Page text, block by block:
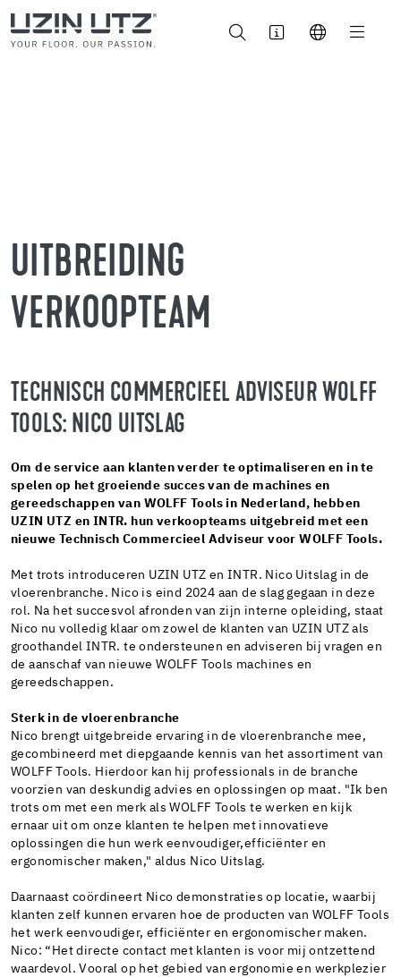
UITBREIDING
VERKOOPTEAM
TECHNISCH COMMERCIEEL ADVISEUR WOLFF
TOOLS: NICO UITSLAG
Om de service aan klanten verder te optimaliseren en in te
spelen op het groeiende succes van de machines en
gereedschappen van WOLFF Tools in Nederland, hebben
UZIN UTZ en INTR. hun verkoopteams uitgebreid met een
nieuwe Technisch Commercieel Adviseur voor WOLFF Tools.
Met trots introduceren UZIN UTZ en INTR. Nico Uitslag in de
vloerenbranche. Nico is eind 2024 aan de slag gegaan in deze
rol. Na het succesvol afronden van zijn interne opleiding, staat
Nico nu volledig klaar om zowel de klanten van UZIN UTZ als
groothandel INTR. te ondersteunen en adviseren bij vragen en
de aanschaf van nieuwe WOLFF Tools machines en
gereedschappen.
Sterk in de vloerenbranche
Nico brengt uitgebreide ervaring in de vloerenbranche mee,
gecombineerd met diepgaande kennis van het assortiment van
WOLFF Tools. Hierdoor kan hij professionals in de branche
voorzien van deskundig advies en oplossingen op maat. "Ik ben
trots om met een merk als WOLFF Tools te werken en kijk
ernaar uit om onze klanten te helpen met innovatieve
oplossingen die hun werk eenvoudiger,efficiënter en
ergonomischer maken," aldus Nico Uitslag.
Daarnaast coördineert Nico demonstraties op locatie, waarbij
klanten zelf kunnen ervaren hoe de producten van WOLFF Tools
het werk eenvoudiger, efficiënter en ergonomischer maken.
Nico: “Het directe contact met klanten is voor mij ontzettend
waardevol. Vooral op het gebied van ergonomie en werkplezier